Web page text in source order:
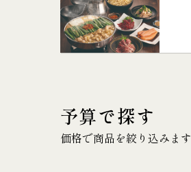
予算で探す
価格で商品を絞り込みます